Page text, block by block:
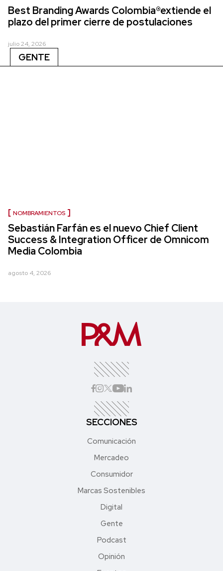
Best Branding Awards Colombia®extiende el
plazo del primer cierre de postulaciones
julio 24, 2026
GENTE
NOMBRAMIENTOS
Sebastián Farfán es el nuevo Chief Client
Success & Integration Officer de Omnicom
Media Colombia
agosto 4, 2026
SECCIONES
Comunicación
Mercadeo
Consumidor
Marcas Sostenibles
Digital
Gente
Podcast
Opinión